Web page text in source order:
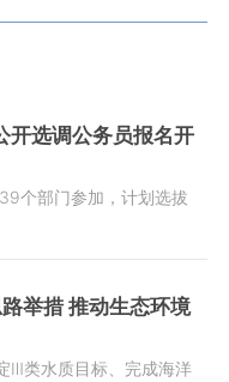
开选调公务员报名开
个部门参加，计划选拔
举措 推动生态环境
Ⅲ类水质目标、完成海洋